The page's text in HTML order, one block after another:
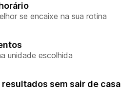
se encaixe na sua rotina
unidade escolhida
sem sair de casa